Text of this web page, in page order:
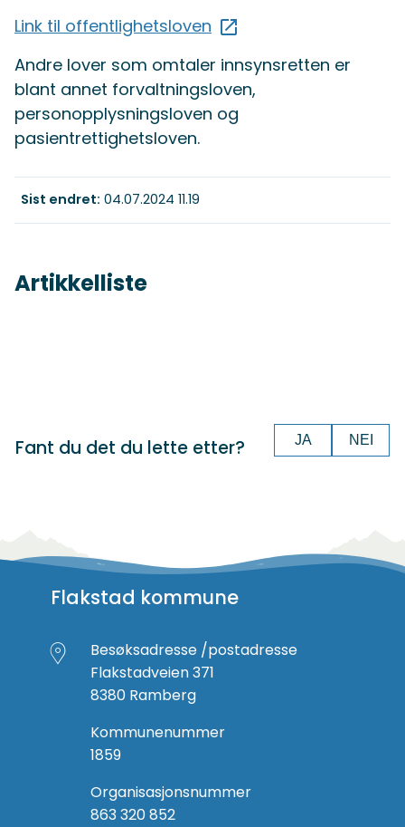
Link til offentlighetsloven
Andre lover som omtaler innsynsretten er
blant annet forvaltningsloven,
personopplysningsloven og
pasientrettighetsloven.
Sist endret 04.07.2024 11.19
Artikkelliste
Fant du det du lette etter? JA NEI
Flakstad kommune
Besøksadresse /postadresse
Flakstadveien 371
8380 Ramberg
Kommunenummer
1859
Organisasjonsnummer
863 320 852